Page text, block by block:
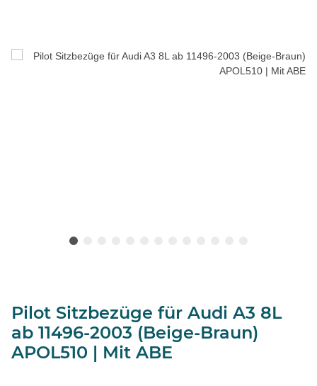
Pilot Sitzbezüge für Audi A3 8L
ab 11496-2003 (Beige-Braun)
APOL510 | Mit ABE